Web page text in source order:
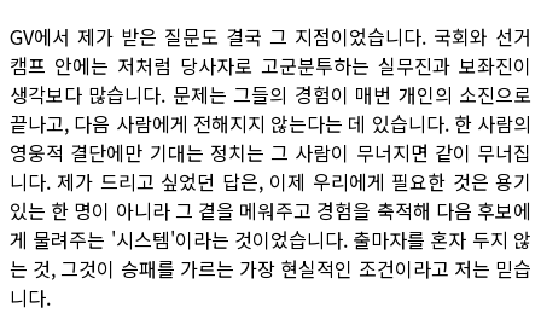
GV에서 제가 받은 질문도 결국 그 지점이었습니다. 국회와 선거
캠프 안에는 저처럼 당사자로 고군분투하는 실무진과 보좌진이
생각보다 많습니다. 문제는 그들의 경험이 매번 개인의 소진으로
끝나고, 다음 사람에게 전해지지 않는다는 데 있습니다. 한 사람의
영웅적 결단에만 기대는 정치는 그 사람이 무너지면 같이 무너집
니다. 제가 드리고 싶었던 답은, 이제 우리에게 필요한 것은 용기
있는 한 명이 아니라 그 곁을 메워주고 경험을 축적해 다음 후보에
게 물려주는 '시스템'이라는 것이었습니다. 출마자를 혼자 두지 않
는 것, 그것이 승패를 가르는 가장 현실적인 조건이라고 저는 믿습
니다.